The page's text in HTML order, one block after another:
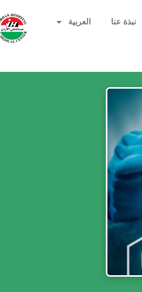
نبذة عنا العربية